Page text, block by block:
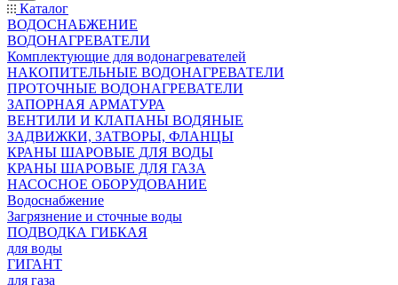
Каталог
ВОДОСНАБЖЕНИЕ
ВОДОНАГРЕВАТЕЛИ
Комплектующие для водонагревателей
НАКОПИТЕЛЬНЫЕ ВОДОНАГРЕВАТЕЛИ
ПРОТОЧНЫЕ ВОДОНАГРЕВАТЕЛИ
ЗАПОРНАЯ АРМАТУРА
ВЕНТИЛИ И КЛАПАНЫ ВОДЯНЫЕ
ЗАДВИЖКИ, ЗАТВОРЫ, ФЛАНЦЫ
КРАНЫ ШАРОВЫЕ ДЛЯ ВОДЫ
КРАНЫ ШАРОВЫЕ ДЛЯ ГАЗА
НАСОСНОЕ ОБОРУДОВАНИЕ
Водоснабжение
Загрязнение и сточные воды
ПОДВОДКА ГИБКАЯ
для воды
ГИГАНТ
для газа